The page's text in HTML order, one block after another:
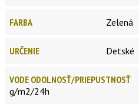
FARBA Zelená
URČENIE Detské
VODE ODOLNOSŤ/PRIEPUSTNOSŤ
g/m2/24h